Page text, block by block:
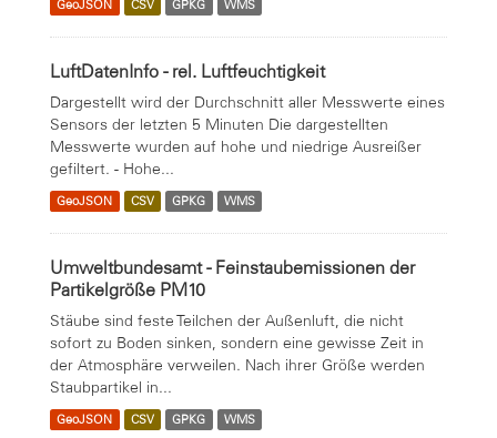
GeoJSON CSV GPKG WMS
LuftDatenInfo - rel. Luftfeuchtigkeit
Dargestellt wird der Durchschnitt aller Messwerte eines
Sensors der letzten 5 Minuten Die dargestellten
Messwerte wurden auf hohe und niedrige Ausreißer
gefiltert. - Hohe...
GeoJSON CSV GPKG WMS
Umweltbundesamt - Feinstaubemissionen der
Partikelgröße PM10
Stäube sind feste Teilchen der Außenluft, die nicht
sofort zu Boden sinken, sondern eine gewisse Zeit in
der Atmosphäre verweilen. Nach ihrer Größe werden
Staubpartikel in...
GeoJSON CSV GPKG WMS